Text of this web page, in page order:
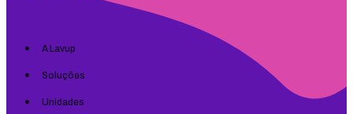
A Lavup
Soluções
Unidades